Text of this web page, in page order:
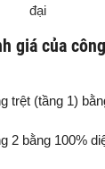
đại
giá của
trệt (tầng 1)
2 bằng 100%